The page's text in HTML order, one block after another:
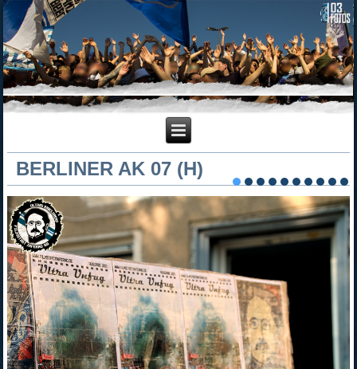
BERLINER AK 07 (H)